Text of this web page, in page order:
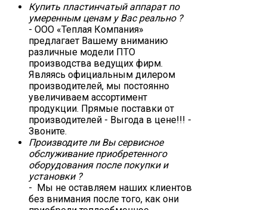
Купить пластинчатый аппарат по
умеренным ценам у Вас реально ?
- ООО «Теплая Компания»
предлагает Вашему вниманию
различные модели ПТО
производства ведущих фирм.
Являясь официальным дилером
производителей, мы постоянно
увеличиваем ассортимент
продукции. Прямые поставки от
производителей - Выгода в цене!!! -
Звоните.
Производите ли Вы сервисное
обслуживание приобретенного
оборудования после покупки и
установки ?
- Мы не оставляем наших клиентов
без внимания после того, как они